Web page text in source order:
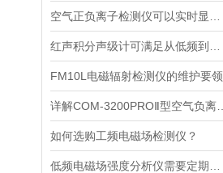
FM10L电磁辐射检测仪的维护要领
如何选购工频电磁场检测仪？